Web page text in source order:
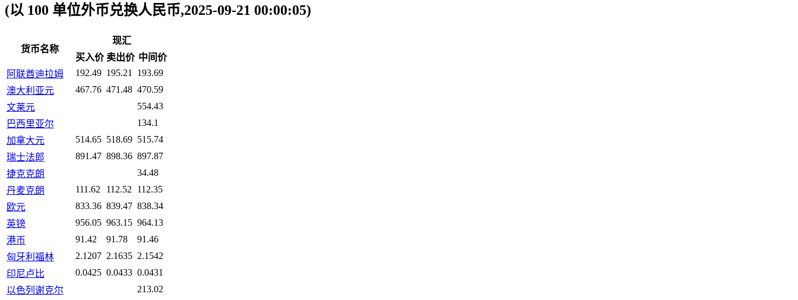
(以 100 单位外币兑换人民币,2025-09-21 00:00:05)
货币名称
现汇
买入价 卖出价 中间价
阿联酋迪拉姆
192.49 195.21
193.69
澳大利亚元
467.76 471.48 470.59
文莱元
554.43
巴西里亚尔
134.1
加拿大元
514.65 518.69 515.74
瑞士法郎
891.47 898.36 897.87
捷克克朗
34.48
丹麦克朗
111.62 112.52
112.35
欧元
833.36 839.47 838.34
英镑
956.05 963.15 964.13
港币
91.42 91.78
91.46
匈牙利福林
2.1207 2.1635 2.1542
印尼卢比
0.0425 0.0433 0.0431
以色列谢克尔
213.02